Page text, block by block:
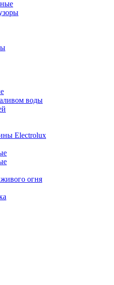
воды
Electrolux
огня